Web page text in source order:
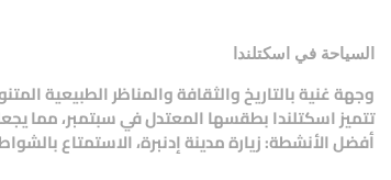
السياحة في اسكتلندا
وجهة غنية بالتاريخ والثقافة والمناظر الطبيعية
تتميز اسكتلندا بطقسها المعتدل في سبتمبر، مما
أفضل الأنشطة: زيارة مدينة إدنبرة، الاستمتاع